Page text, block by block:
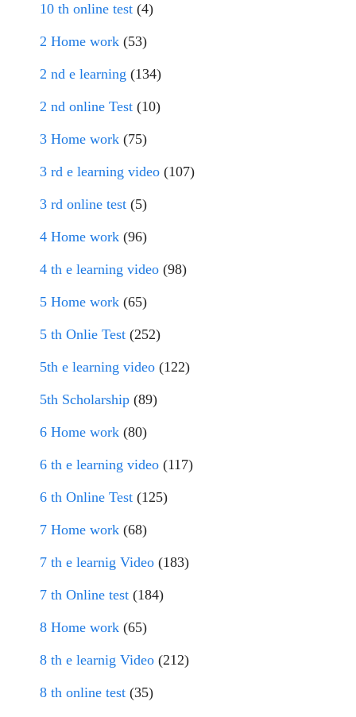
10 th online test (4)
2 Home work (53)
2 nd e learning (134)
2 nd online Test (10)
3 Home work (75)
3 rd e learning video (107)
3 rd online test (5)
4 Home work (96)
4 th e learning video (98)
5 Home work (65)
5 th Onlie Test (252)
5th e learning video (122)
5th Scholarship (89)
6 Home work (80)
6 th e learning video (117)
6 th Online Test (125)
7 Home work (68)
7 th e learnig Video (183)
7 th Online test (184)
8 Home work (65)
8 th e learnig Video (212)
8 th online test (35)